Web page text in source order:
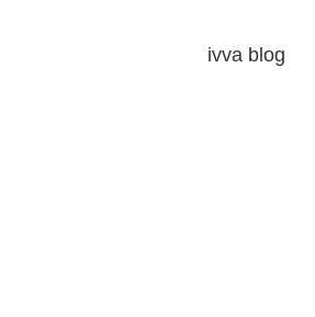
ivva blog